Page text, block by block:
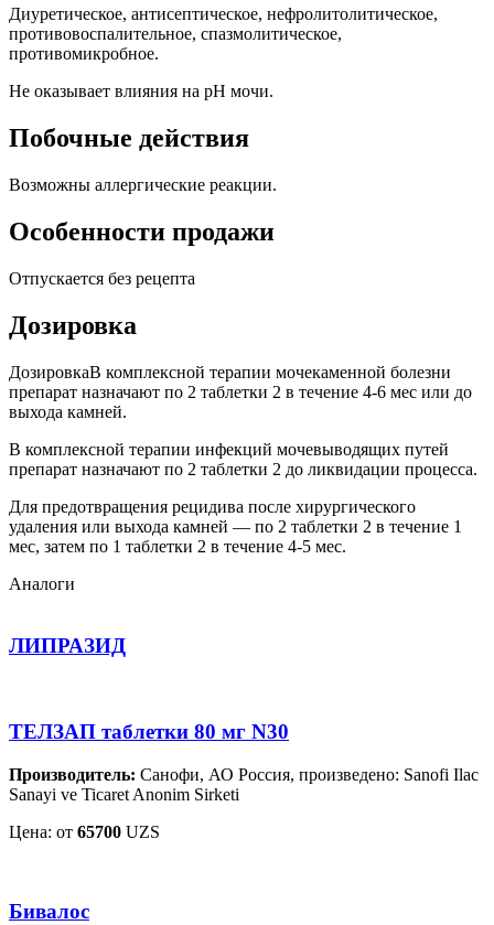
Диуретическое, антисептическое, нефролитолитическое,
противовоспалительное, спазмолитическое,
противомикробное.
Не оказывает влияния на pH мочи.
Побочные действия
Возможны аллергические реакции.
Особенности продажи
Отпускается без рецепта
Дозировка
ДозировкаВ комплексной терапии мочекаменной болезни
препарат назначают по 2 таблетки 2 в течение 4-6 мес или до
выхода камней.
В комплексной терапии инфекций мочевыводящих путей
препарат назначают по 2 таблетки 2 до ликвидации процесса.
Для предотвращения рецидива после хирургического
удаления или выхода камней — по 2 таблетки 2 в течение 1
мес, затем по 1 таблетки 2 в течение 4-5 мес.
Аналоги
ЛИПРАЗИД
ТЕЛЗАП таблетки 80 мг N30
Производитель: Санофи, АО Россия, произведено: Sanofi Ilac
Sanayi ve Ticaret Anonim Sirketi
Цена: от 65700 UZS
Бивалос